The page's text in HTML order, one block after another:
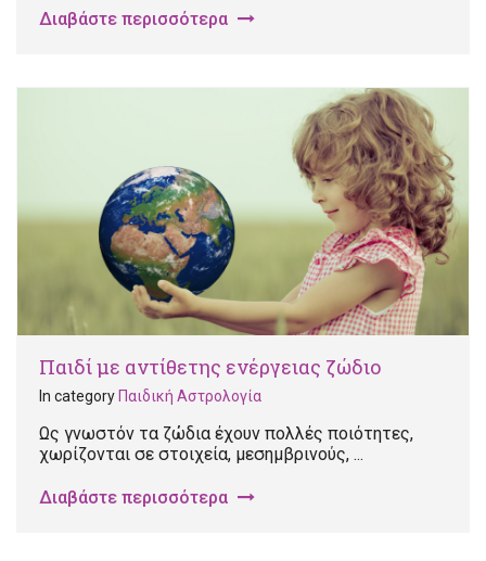
Διαβάστε περισσότερα
Παιδί με αντίθετης ενέργειας ζώδιο
In category Παιδική Αστρολογία
Ως γνωστόν τα ζώδια έχουν πολλές ποιότητες,
χωρίζονται σε στοιχεία, μεσημβρινούς, ...
Διαβάστε περισσότερα